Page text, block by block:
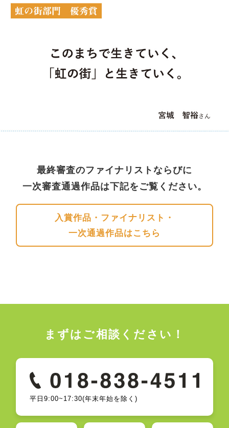
最終審査のファイナリストならびに
一次審査通過作品は下記をご覧ください。
入賞作品・ファイナリスト・
一次通過作品はこちら
まずはご相談ください！
平日9:00~17:30(年末年始を除く)